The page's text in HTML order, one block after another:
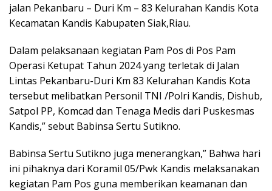
jalan Pekanbaru – Duri Km – 83 Kelurahan Kandis Kota
Kecamatan Kandis Kabupaten Siak,Riau.
Dalam pelaksanaan kegiatan Pam Pos di Pos Pam
Operasi Ketupat Tahun 2024 yang terletak di Jalan
Lintas Pekanbaru-Duri Km 83 Kelurahan Kandis Kota
tersebut melibatkan Personil TNI /Polri Kandis, Dishub,
Satpol PP, Komcad dan Tenaga Medis dari Puskesmas
Kandis,” sebut Babinsa Sertu Sutikno.
Babinsa Sertu Sutikno juga menerangkan,” Bahwa hari
ini pihaknya dari Koramil 05/Pwk Kandis melaksanakan
kegiatan Pam Pos guna memberikan keamanan dan